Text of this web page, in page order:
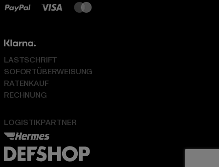
LOGISTIKPARTNER
LASTSCHRIFT
SOFORTÜBERWEISUNG
RATENKAUF
RECHNUNG